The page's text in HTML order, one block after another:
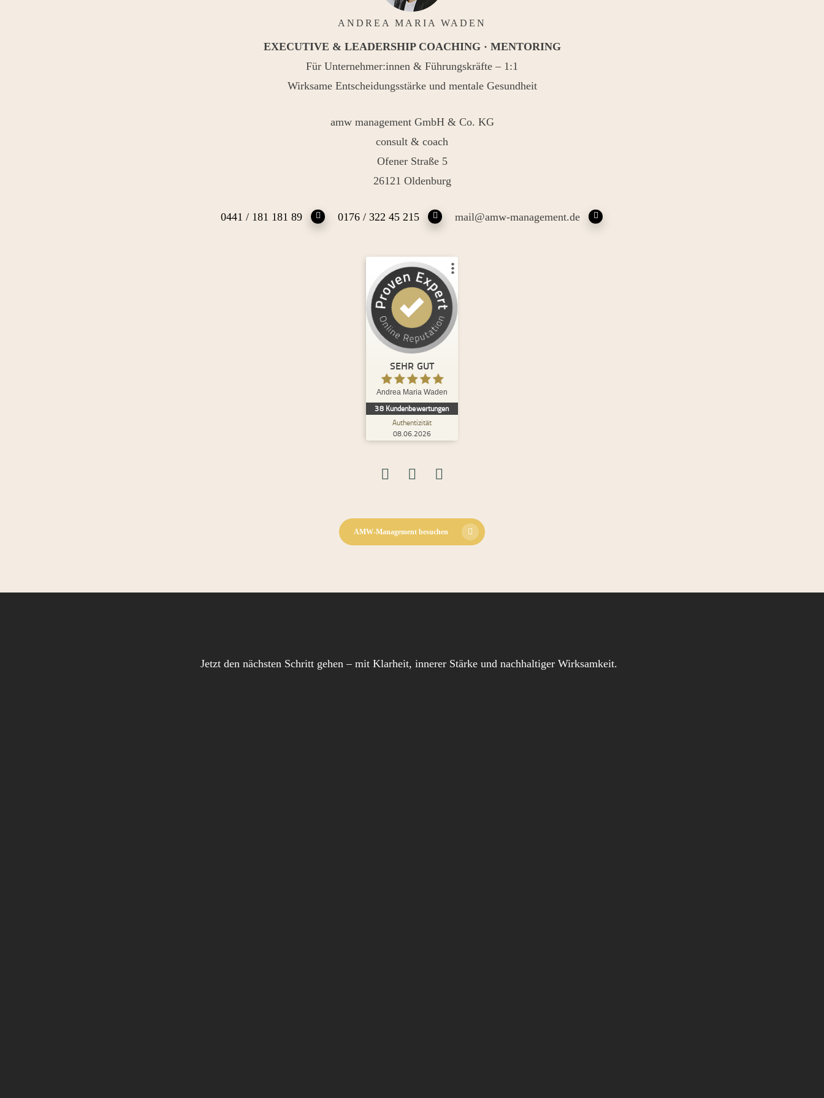
ANDREA MARIA WADEN
EXECUTIVE & LEADERSHIP COACHING · MENTORING
Für Unternehmer:innen & Führungskräfte – 1:1
Wirksame Entscheidungsstärke und mentale Gesundheit
amw management GmbH & Co. KG
consult & coach
Ofener Straße 5
26121 Oldenburg
0441 / 181 181 89 0176 / 322 45 215 mail@amw-management.de
SEHR GUT
Andrea Maria Waden
38 Kundenbewertungen
Authentizität
08.06.2026
Kundenbewertungen und Erfahrungen zu
Andrea Maria Waden
100
%
Empfehlungen auf
SEHR GUT
Bewertungen auf
ProvenExpert.com
Bewertungen von
anderen Quellen
Blick aufs ProvenExpert-Profil werfen
AMW-Management besuchen
Jetzt den nächsten Schritt gehen – mit Klarheit, innerer Stärke und nachhaltiger Wirksamkeit.